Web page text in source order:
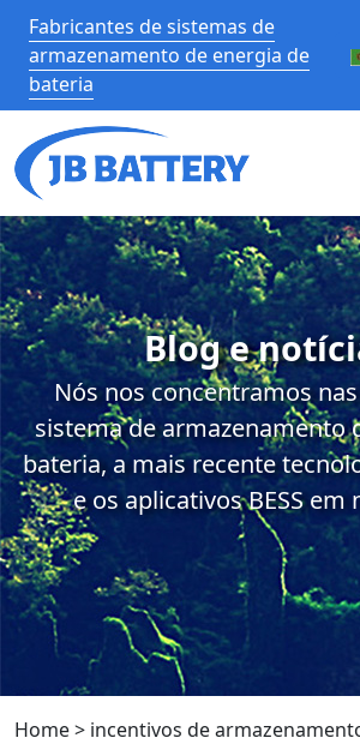
Fabricantes de sistemas de
armazenamento de energia de
bateria
Blog e
Nós nos concentramos
sistema de armazenamento
bateria, a mais recente
e os aplicativos BESS em
Home> incentivos de